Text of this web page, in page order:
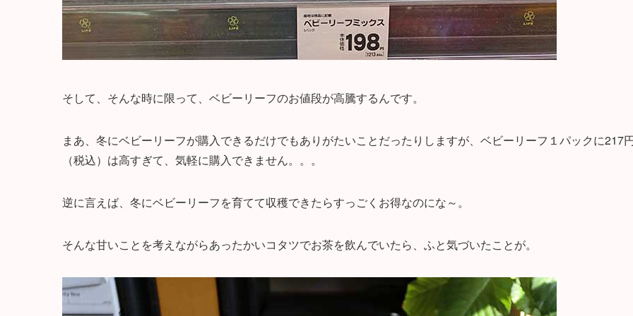
そして、そんな時に限って、ベビーリーフのお値段が高騰するんです。
まあ、冬にベビーリーフが購入できるだけでもありがたいことだったりしますが、ベビーリーフ１パックに217
（税込）は高すぎて、気軽に購入できません。。。
逆に言えば、冬にベビーリーフを育てて収穫できたらすっごくお得なのにな～。
そんな甘いことを考えながらあったかいコタツでお茶を飲んでいたら、ふと気づいたことが。